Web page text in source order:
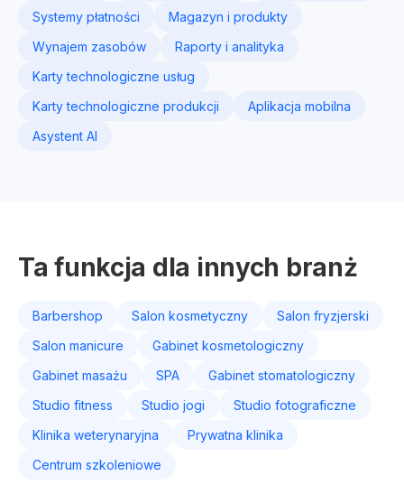
Systemy płatności
Magazyn i produkty
Wynajem zasobów
Raporty i analityka
Karty technologiczne usług
Karty technologiczne produkcji
Aplikacja mobilna
Asystent AI
Ta funkcja dla innych branż
Barbershop Salon kosmetyczny
Salon fryzjerski
Salon manicure
Gabinet kosmetologiczny
Gabinet masażu
SPA
Gabinet stomatologiczny
Studio fitness
Studio jogi
Studio fotograficzne
Klinika weterynaryjna
Prywatna klinika
Centrum szkoleniowe